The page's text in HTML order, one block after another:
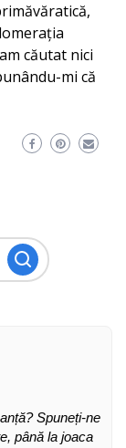
căutat nici
mi că
Spuneți-ne
până la joaca